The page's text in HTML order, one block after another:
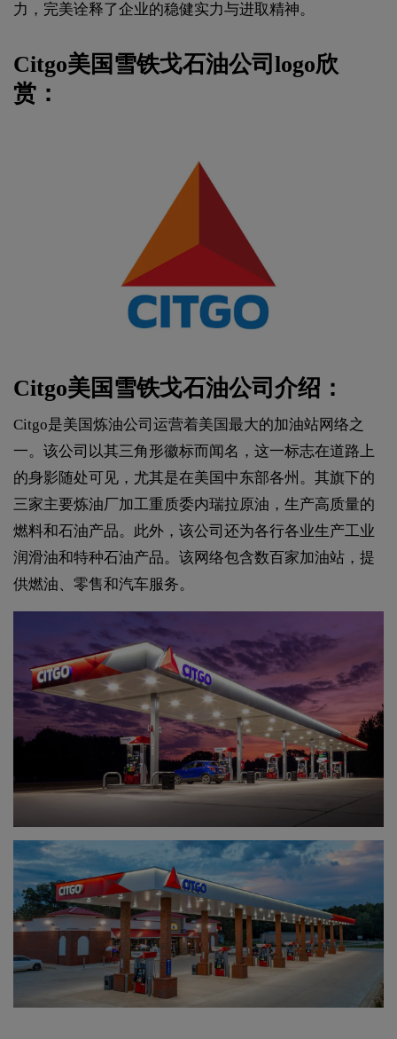
力，完美诠释了企业的稳健实力与进取精神。
Citgo美国雪铁戈石油公司logo欣
赏：
Citgo美国雪铁戈石油公司介绍：
Citgo是美国炼油公司运营着美国最大的加油站网络之
一。该公司以其三角形徽标而闻名，这一标志在道路上
的身影随处可见，尤其是在美国中东部各州。其旗下的
三家主要炼油厂加工重质委内瑞拉原油，生产高质量的
燃料和石油产品。此外，该公司还为各行各业生产工业
润滑油和特种石油产品。该网络包含数百家加油站，提
供燃油、零售和汽车服务。